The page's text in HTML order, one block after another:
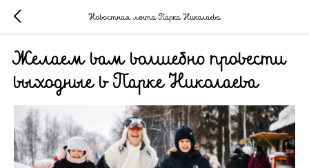
Новостная лента Парка Николаева
Желаем вам волшебно провести
выходные в Парке Николаева